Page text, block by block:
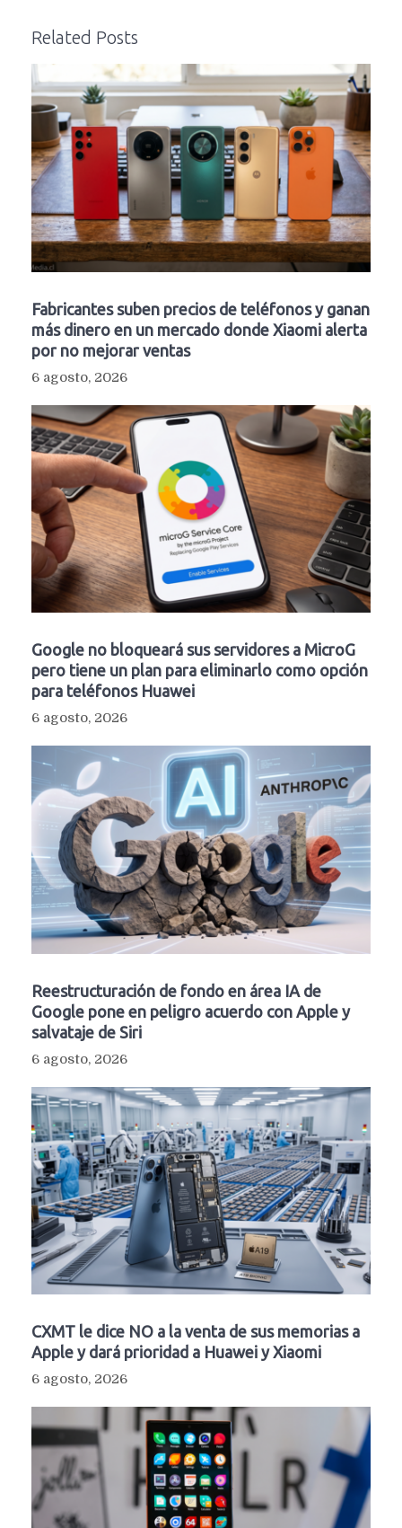
Related Posts
Fabricantes suben precios de teléfonos y ganan
más dinero en un mercado donde Xiaomi alerta
por no mejorar ventas
6 agosto, 2026
Google no bloqueará sus servidores a MicroG
pero tiene un plan para eliminarlo como opción
para teléfonos Huawei
6 agosto, 2026
Reestructuración de fondo en área IA de
Google pone en peligro acuerdo con Apple y
salvataje de Siri
6 agosto, 2026
CXMT le dice NO a la venta de sus memorias a
Apple y dará prioridad a Huawei y Xiaomi
6 agosto, 2026